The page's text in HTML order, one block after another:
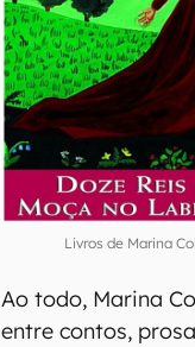
Livros de Marina
Ao todo, Marina
entre contos,